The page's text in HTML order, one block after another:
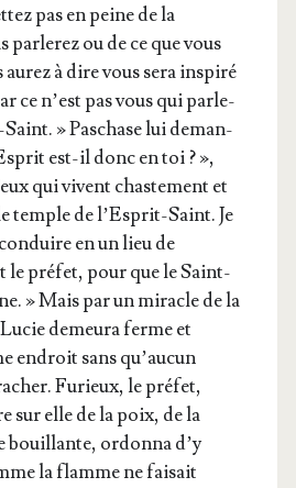
pas en peine de la
par­le­rez ou de ce que vous
aurez à dire vous sera ins­pi­ré
ce n’est pas vous qui par­le­
» Paschase lui deman­
est-il donc en toi ? »,
qui vivent chas­te­ment et
temple de l’Es­prit-Saint. Je
en un lieu de
le pré­fet, pour que le Saint-
» Mais par un miracle de la
demeu­ra ferme et
endroit sans qu’au­cun
Furieux, le pré­fet,
sur elle de la poix, de la
bouillante, ordon­na d’y
la flamme ne fai­sait